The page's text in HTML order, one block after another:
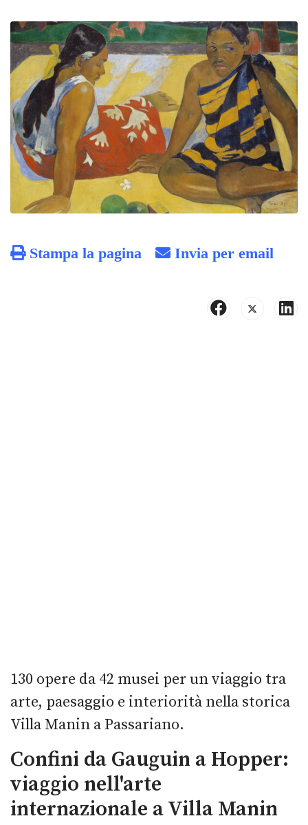
Stampa la pagina Invia per email
130 opere da 42 musei per un viaggio tra
arte, paesaggio e interiorità nella storica
Villa Manin a Passariano.
Confini da Gauguin a Hopper:
viaggio nell'arte
internazionale a Villa Manin